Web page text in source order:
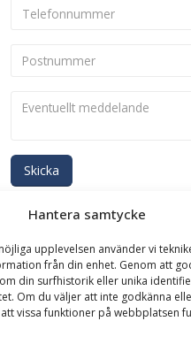
Hantera samtycke
upplevelsen använder vi
från din enhet. Genom att
din surfhistorik eller unika
Om du väljer att inte godkänna
vissa funktioner på webbplatsen
Skicka
Se alla produkter inom
Containrar på kampanj